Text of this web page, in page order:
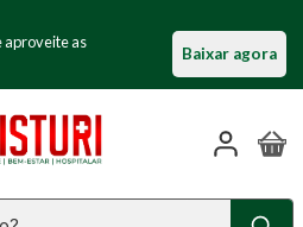
aproveite as
Baixar agora